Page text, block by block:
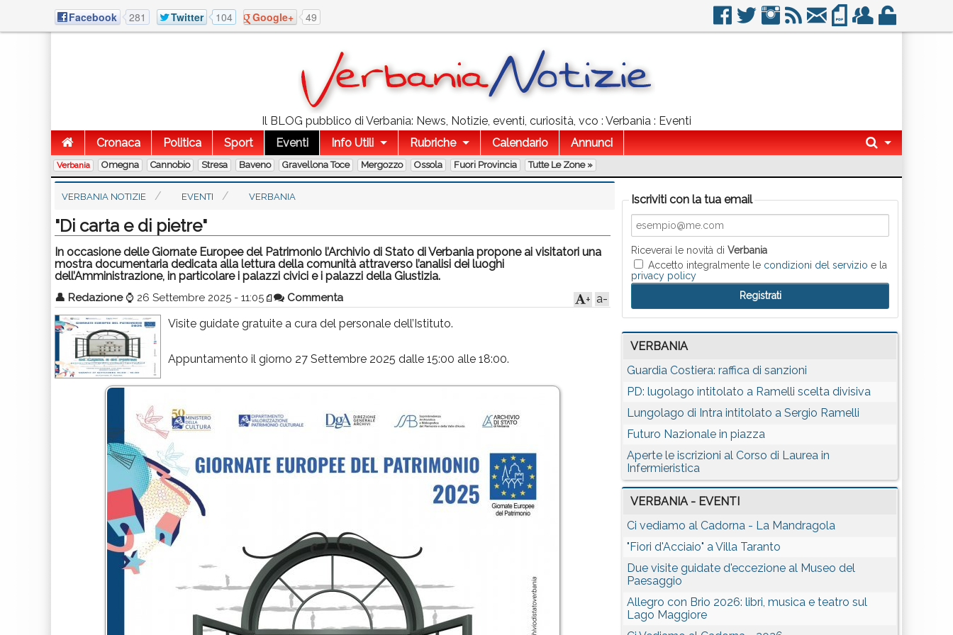
Facebook 281 Twitter 104 Google+ 49
Il BLOG pubblico di Verbania: News, Notizie, eventi, curiosità, vco : Verbania : Eventi
Cronaca
Politica Sport Eventi Info Utili Rubriche Calendario Annunci
Verbania Omegna Cannobio Stresa Baveno Gravellona Toce Mergozzo Ossola Fuori Provincia Tutte Le Zone »
VERBANIA NOTIZIE EVENTI VERBANIA
"Di carta e di pietre"
In occasione delle Giornate Europee del Patrimonio l’Archivio di Stato di Verbania propone ai visitatori una
mostra documentaria dedicata alla lettura della comunità attraverso l’analisi dei luoghi
dell’Amministrazione, in particolare i palazzi civici e i palazzi della Giustizia.
👤 Redazione ⌚ 26 Settembre 2025 - 11:05 Commenta a-
+
Visite guidate gratuite a cura del personale dell’Istituto.
Appuntamento il giorno 27 Settembre 2025 dalle 15:00 alle 18:00.
Iscriviti con la tua email
Riceverai le novità diVerbania
Accetto integralmente le condizioni del servizio e la
privacy policy
VERBANIA
Guardia Costiera: raffica di sanzioni
PD: lugolago intitolato a Ramelli scelta divisiva
Lungolago di Intra intitolato a Sergio Ramelli
Futuro Nazionale in piazza
Aperte le iscrizioni al Corso di Laurea in
Infermieristica
VERBANIA - EVENTI
Ci vediamo al Cadorna - La Mandragola
"Fiori d'Acciaio" a Villa Taranto
Due visite guidate d'eccezione al Museo del
Paesaggio
Allegro con Brio 2026: libri, musica e teatro sul
Lago Maggiore